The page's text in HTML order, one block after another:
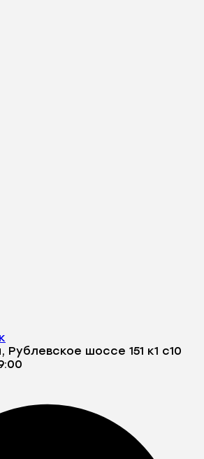
Рублевское шоссе 151 к1 с10